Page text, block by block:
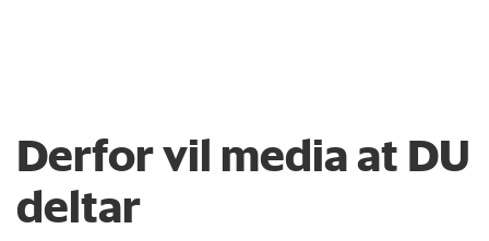
Derfor vil media at DU
deltar